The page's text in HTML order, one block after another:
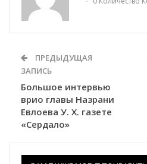
ПРЕДЫДУЩАЯ
ЗАПИСЬ
Большое интервью
врио главы Назрани
Евлоева У. Х. газете
«Сердало»